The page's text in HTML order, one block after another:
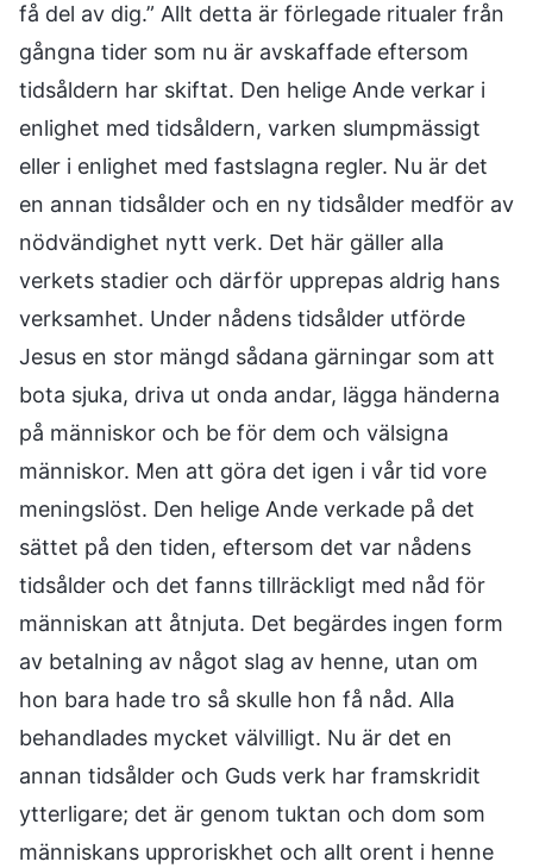
få del av dig.” Allt detta är förlegade ritualer från
gångna tider som nu är avskaffade eftersom
tidsåldern har skiftat. Den helige Ande verkar i
enlighet med tidsåldern, varken slumpmässigt
eller i enlighet med fastslagna regler. Nu är det
en annan tidsålder och en ny tidsålder medför av
nödvändighet nytt verk. Det här gäller alla
verkets stadier och därför upprepas aldrig hans
verksamhet. Under nådens tidsålder utförde
Jesus en stor mängd sådana gärningar som att
bota sjuka, driva ut onda andar, lägga händerna
på människor och be för dem och välsigna
människor. Men att göra det igen i vår tid vore
meningslöst. Den helige Ande verkade på det
sättet på den tiden, eftersom det var nådens
tidsålder och det fanns tillräckligt med nåd för
människan att åtnjuta. Det begärdes ingen form
av betalning av något slag av henne, utan om
hon bara hade tro så skulle hon få nåd. Alla
behandlades mycket välvilligt. Nu är det en
annan tidsålder och Guds verk har framskridit
ytterligare; det är genom tuktan och dom som
människans upproriskhet och allt orent i henne